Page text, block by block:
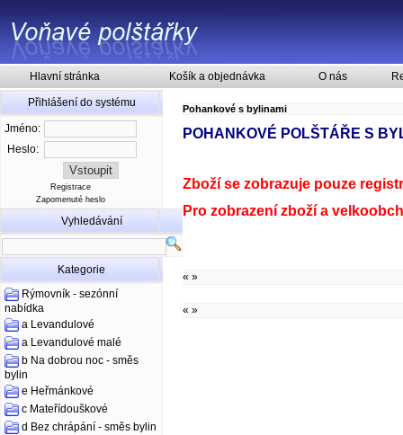
Hlavní stránka Košík a objednávka O nás
Přihlášení do systému
Jméno:
Heslo:
Registrace
Zapomenuté heslo
Vyhledávání
Kategorie
Rýmovník - sezónní
nabídka
a Levandulové
a Levandulové malé
b Na dobrou noc - směs
bylin
e Heřmánkové
c Mateřídouškové
d Bez chrápání - směs bylin
Pohankové s bylinami
POHANKOVÉ POLŠTÁŘE S
Zboží se zobrazuje pouze
Pro zobrazení zboží a
« »
« »